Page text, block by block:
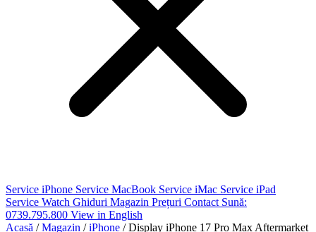
Service iPhone Service MacBook Service iMac Service iPad
Service Watch Ghiduri Magazin Prețuri Contact Sună:
0739.795.800 View in English
Acasă / Magazin / iPhone / Display iPhone 17 Pro Max Aftermarket